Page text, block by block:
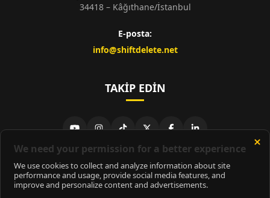
34418 – Kâğıthane/İstanbul
E-posta:
info@shiftdelete.net
TAKIP EDIN